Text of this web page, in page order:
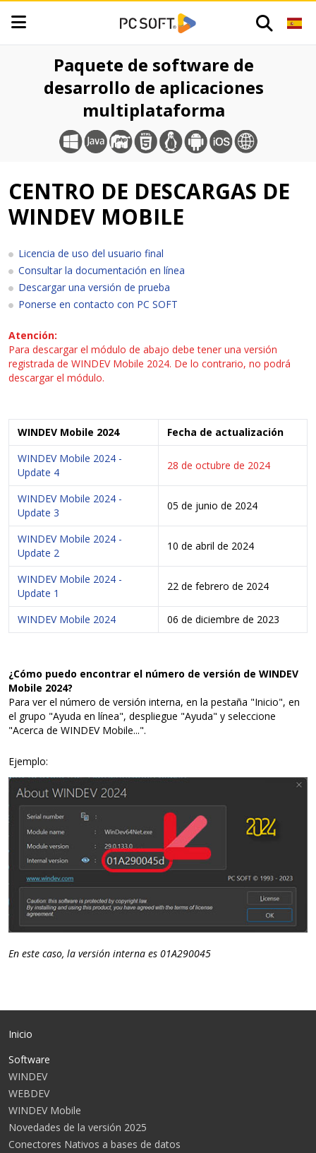
Paquete de software de
desarrollo de aplicaciones
multiplataforma
CENTRO DE DESCARGAS DE
WINDEV MOBILE
Licencia de uso del usuario final
Consultar la documentación en línea
Descargar una versión de prueba
Ponerse en contacto con PC SOFT
Atención:
Para descargar el módulo de abajo debe tener una versión
registrada de WINDEV Mobile 2024. De lo contrario, no podrá
descargar el módulo.
WINDEV Mobile 2024
Fecha de actualización
WINDEV Mobile 2024 -
Update 4
28 de octubre de 2024
WINDEV Mobile 2024 -
Update 3
05 de junio de 2024
WINDEV Mobile 2024 -
Update 2
10 de abril de 2024
WINDEV Mobile 2024 -
Update 1
22 de febrero de 2024
WINDEV Mobile 2024 06 de diciembre de 2023
¿Cómo puedo encontrar el número de versión de WINDEV
Mobile 2024?
Para ver el número de versión interna, en la pestaña "Inicio", en
el grupo "Ayuda en línea", despliegue "Ayuda" y seleccione
"Acerca de WINDEV Mobile...".
Ejemplo:
En este caso, la versión interna es 01A290045
Inicio
Software
WINDEV
WEBDEV
WINDEV Mobile
Novedades de la versión 2025
Conectores Nativos a bases de datos